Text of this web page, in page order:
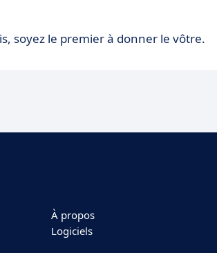
soyez le premier à donner le vôtre.
À propos
Logiciels